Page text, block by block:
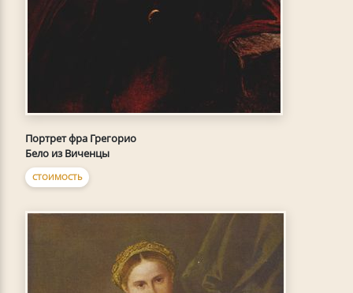
Портрет фра Грегорио
Бело из Виченцы
СТОИМОСТЬ